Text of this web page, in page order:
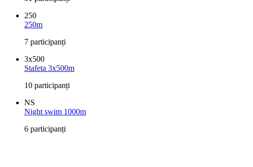
250
250m
7 participanți
3x500
Stafeta 3x500m
10 participanți
NS
Night swim 1000m
6 participanți